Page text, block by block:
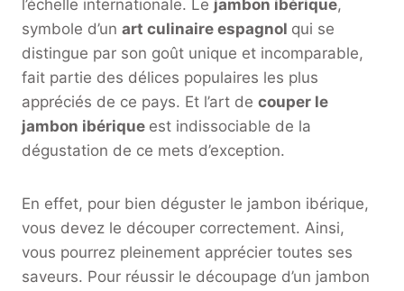
l’échelle internationale. Le jambon ibérique,
symbole d’un art culinaire espagnol qui se
distingue par son goût unique et incomparable,
fait partie des délices populaires les plus
appréciés de ce pays. Et l’art de couper le
jambon ibérique est indissociable de la
dégustation de ce mets d’exception.
En effet, pour bien déguster le jambon ibérique,
vous devez le découper correctement. Ainsi,
vous pourrez pleinement apprécier toutes ses
saveurs. Pour réussir le découpage d’un jambon